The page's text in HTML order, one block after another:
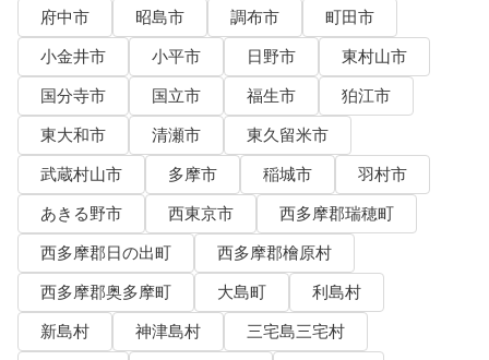
府中市
昭島市 調布市
町田市
小金井市
小平市 日野市
東村山市
国分寺市
国立市 福生市
狛江市
東大和市
清瀬市
東久留米市
武蔵村山市
多摩市 稲城市
羽村市
あきる野市
西東京市
西多摩郡瑞穂町
西多摩郡日の出町
西多摩郡檜原村
西多摩郡奥多摩町
大島町
利島村
新島村
神津島村
三宅島三宅村